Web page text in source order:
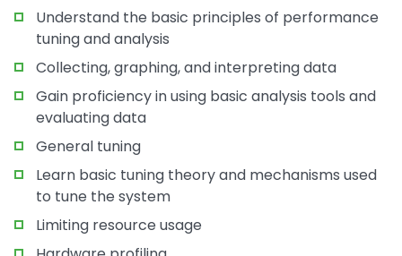
Understand the basic principles of performance
tuning and analysis
Collecting, graphing, and interpreting data
Gain proficiency in using basic analysis tools and
evaluating data
General tuning
Learn basic tuning theory and mechanisms used
to tune the system
Limiting resource usage